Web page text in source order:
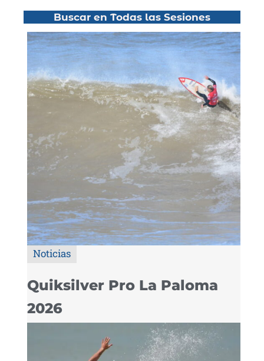
Buscar en Todas las Sesiones
Noticias
Quiksilver Pro La Paloma
2026